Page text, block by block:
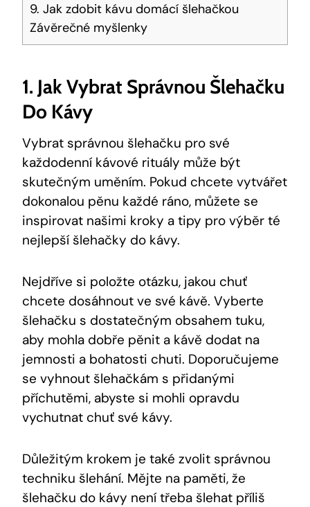
9. Jak zdobit kávu domácí šlehačkou
Závěrečné myšlenky
1. Jak Vybrat Správnou Šlehačku
Do Kávy
Vybrat správnou šlehačku pro své
každodenní kávové rituály může být
skutečným uměním. Pokud chcete vytvářet
dokonalou pěnu každé ráno, můžete se
inspirovat našimi kroky a tipy pro výběr té
nejlepší šlehačky do kávy.
Nejdříve si položte otázku, jakou chuť
chcete dosáhnout ve své kávě. Vyberte
šlehačku s dostatečným obsahem tuku,
aby mohla dobře pěnit a kávě dodat na
jemnosti a bohatosti chuti. Doporučujeme
se vyhnout šlehačkám s přidanými
příchutěmi, abyste si mohli opravdu
vychutnat chuť své kávy.
Důležitým krokem je také zvolit správnou
techniku šlehání. Mějte na paměti, že
šlehačku do kávy není třeba šlehat příliš